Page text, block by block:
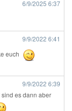
6/9/2025 6:37
9/9/2022 6:41
euch
9/9/2022 6:39
es dann aber